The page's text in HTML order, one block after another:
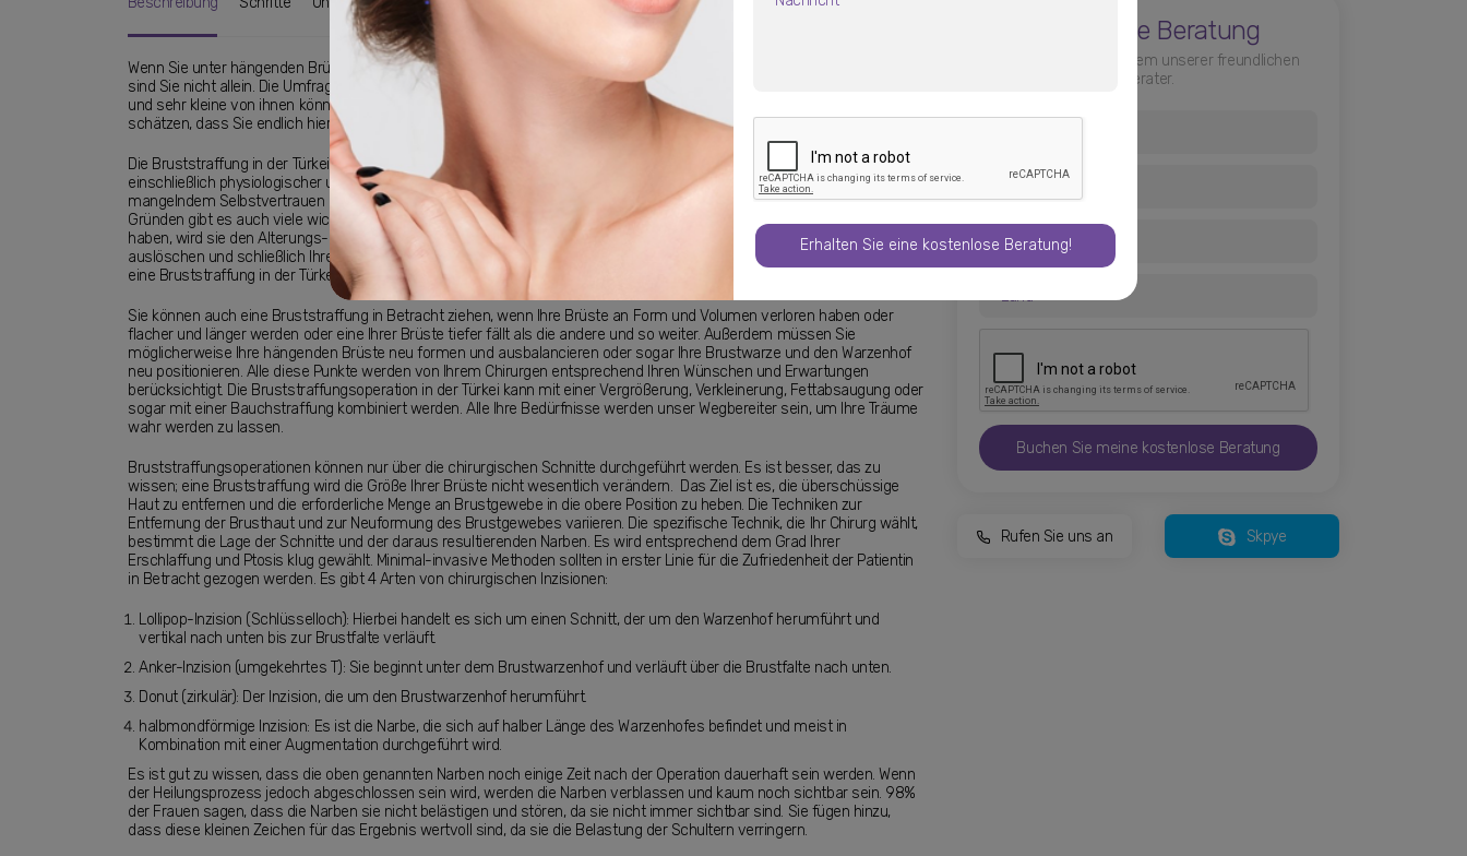
Wenn Sie unter hängenden Brüsten oder herabhängenden Brustwarzen leiden und Ihren Körper verbessern möchten,
sind Sie nicht allein. Die Umfragen zeigen, dass Millionen von Frauen auf der ganzen Welt unter schlaffen Brüsten leiden,
und sehr kleine von ihnen können den richtigen Chirurgen zu erschwinglichen Preisen erreichen. Sie können sich glücklich
schätzen, dass Sie endlich hier sind. Klicken Sie hier, um Ihre Reise zu beginnen und sich selbst zu bestify!
Die Bruststraffung in der Türkei, die klinisch als Mastopexie bekannt ist, kann dazu beitragen, eine Reihe von Problemen,
einschließlich physiologischer und physischer, zu lösen. Diese Behandlung ist eine großartige Gelegenheit, mit
mangelndem Selbstvertrauen und Unwohlsein um die Selbstdarstellung zu kämpfen. Abgesehen von emotionalen
Gründen gibt es auch viele wichtige medizinische Gründe, sie durchführen zu lassen. Wenn Sie sie einmal durchgeführt
haben, wird sie den Alterungs- und Schwerkrafteinfluss auf Ihre Brust stoppen, die Schwangerschaftsdeformation
auslöschen und schließlich Ihre Schultern und Ihren Rücken entlasten. Diese weithin bekannten Faktoren können durch
eine Bruststraffung in der Türkei beseitigt werden.
Sie können auch eine Bruststraffung in Betracht ziehen, wenn Ihre Brüste an Form und Volumen verloren haben oder
flacher und länger werden oder eine Ihrer Brüste tiefer fällt als die andere und so weiter. Außerdem müssen Sie
möglicherweise Ihre hängenden Brüste neu formen und ausbalancieren oder sogar Ihre Brustwarze und den Warzenhof
neu positionieren. Alle diese Punkte werden von Ihrem Chirurgen entsprechend Ihren Wünschen und Erwartungen
berücksichtigt. Die Bruststraffungsoperation in der Türkei kann mit einer Vergrößerung, Verkleinerung, Fettabsaugung oder
sogar mit einer Bauchstraffung kombiniert werden. Alle Ihre Bedürfnisse werden unser Wegbereiter sein, um Ihre Träume
wahr werden zu lassen.
Bruststraffungsoperationen können nur über die chirurgischen Schnitte durchgeführt werden. Es ist besser, das zu
wissen; eine Bruststraffung wird die Größe Ihrer Brüste nicht wesentlich verändern. Das Ziel ist es, die überschüssige
Haut zu entfernen und die erforderliche Menge an Brustgewebe in die obere Position zu heben. Die Techniken zur
Entfernung der Brusthaut und zur Neuformung des Brustgewebes variieren. Die spezifische Technik, die Ihr Chirurg wählt,
bestimmt die Lage der Schnitte und der daraus resultierenden Narben. Es wird entsprechend dem Grad Ihrer
Erschlaffung und Ptosis klug gewählt. Minimal-invasive Methoden sollten in erster Linie für die Zufriedenheit der Patientin
in Betracht gezogen werden. Es gibt 4 Arten von chirurgischen Inzisionen:
Lollipop-Inzision (Schlüsselloch): Hierbei handelt es sich um einen Schnitt, der um den Warzenhof herumführt und
vertikal nach unten bis zur Brustfalte verläuft.
Anker-Inzision (umgekehrtes T): Sie beginnt unter dem Brustwarzenhof und verläuft über die Brustfalte nach unten.
Donut (zirkulär): Der Inzision, die um den Brustwarzenhof herumführt.
halbmondförmige Inzision: Es ist die Narbe, die sich auf halber Länge des Warzenhofes befindet und meist in
Kombination mit einer Augmentation durchgeführt wird.
Es ist gut zu wissen, dass die oben genannten Narben noch einige Zeit nach der Operation dauerhaft sein werden. Wenn
der Heilungsprozess jedoch abgeschlossen sein wird, werden die Narben verblassen und kaum noch sichtbar sein. 98%
der Frauen sagen, dass die Narben sie nicht belästigen und stören, da sie nicht immer sichtbar sind. Sie fügen hinzu,
dass diese kleinen Zeichen für das Ergebnis wertvoll sind, da sie die Belastung der Schultern verringern.
Buch Eine Beratung
Sprechen Sie mit einem unserer freundlichen
Berater.
Buchen Sie meine kostenlose Beratung
Rufen Sie uns an Skpye
Erhalten Sie eine kostenlose Beratung!
Liposuktion in der Türkei
Brazilian Butt Lift